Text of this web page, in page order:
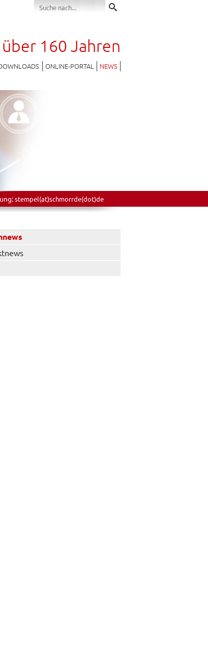
160 Jahren
ONLINE-PORTAL NEWS
stempel(at)schmorrde(dot)de